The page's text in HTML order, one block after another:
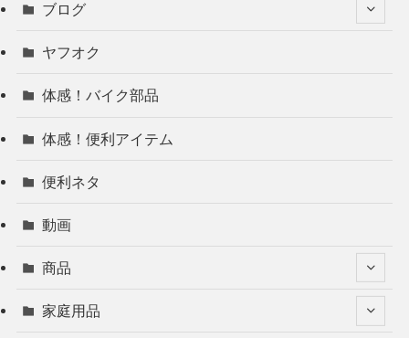
ブログ
ヤフオク
体感！バイク部品
体感！便利アイテム
便利ネタ
動画
商品
家庭用品